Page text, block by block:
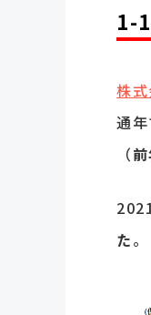
1-
株
通
（
た。